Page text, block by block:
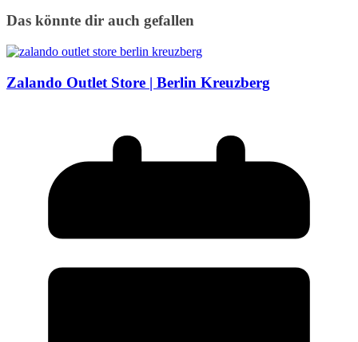
Das könnte dir auch gefallen
Zalando Outlet Store | Berlin Kreuzberg